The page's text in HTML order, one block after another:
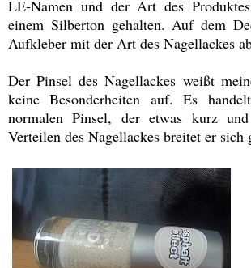
LE-Namen und der Art des
einem Silberton gehalten. Auf dem
Aufkleber mit der Art des Nagellackes
Der Pinsel des Nagellackes weißt
keine Besonderheiten auf. Es
normalen Pinsel, der etwas kurz
Verteilen des Nagellackes breitet er sich